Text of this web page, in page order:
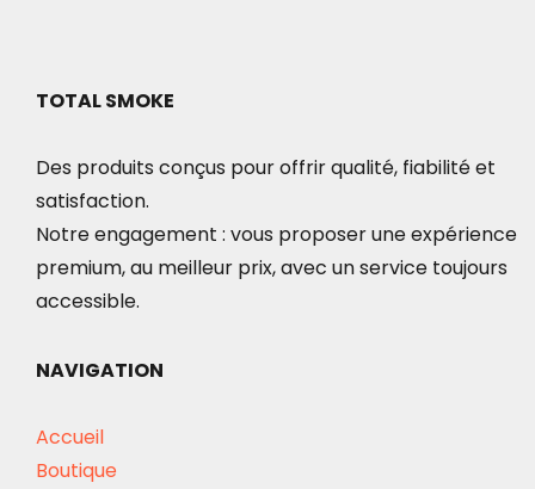
TOTAL SMOKE
Des produits conçus pour offrir qualité, fiabilité et
satisfaction.
Notre engagement : vous proposer une expérience
premium, au meilleur prix, avec un service toujours
accessible.
NAVIGATION
Accueil
Boutique